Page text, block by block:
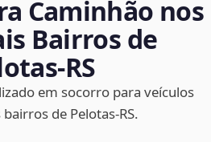
Caminhão nos
Bairros de
em socorro para veículos
de Pelotas‑RS.